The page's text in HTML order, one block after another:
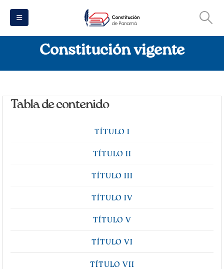
Constitución vigente
Tabla de contenido
TÍTULO I
TÍTULO II
TÍTULO III
TÍTULO IV
TÍTULO V
TÍTULO VI
TÍTULO VII